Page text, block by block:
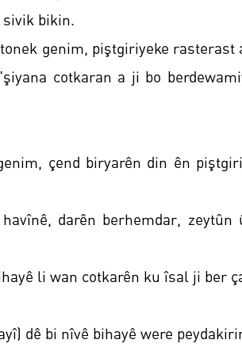
bikin.
genim, piştgiriyeke
cotkaran a ji bo
çend biryarên din ên
darên berhemdar, zeytûn
li wan cotkarên ku îsal ji ber
dê bi nîvê bihayê were